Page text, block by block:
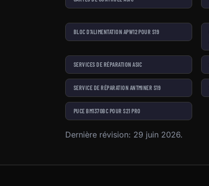
BLOC D’ALIMENTATION APW12 POUR S19
SERVICES DE RÉPARATION ASIC
SERVICE DE RÉPARATION ANTMINER S19
PUCE BM1370BC POUR S21 PRO
Dernière révision: 29 juin 2026.